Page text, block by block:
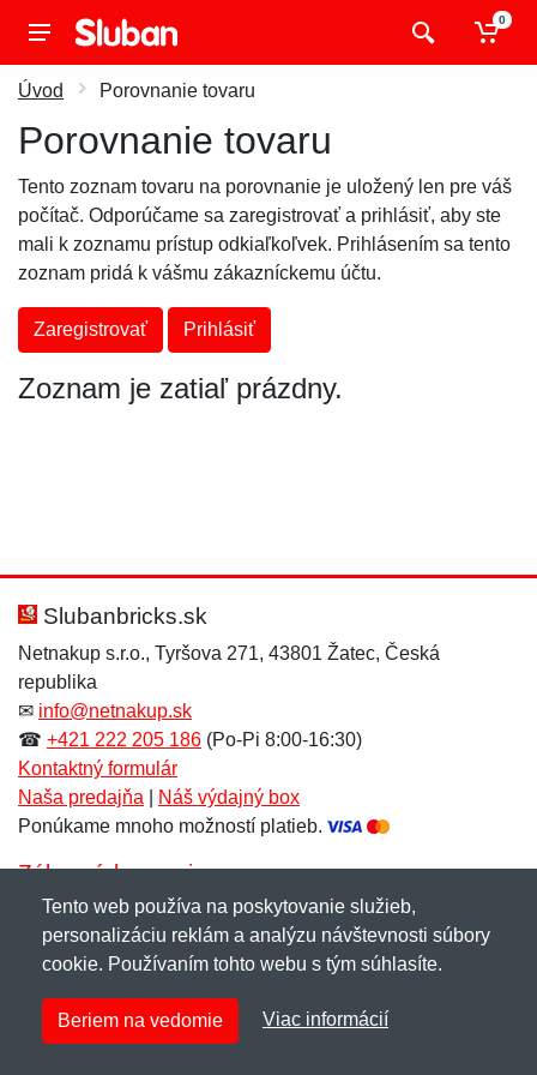
0
Úvod Porovnanie tovaru
Porovnanie tovaru
Tento zoznam tovaru na porovnanie je uložený len pre váš
počítač. Odporúčame sa zaregistrovať a prihlásiť, aby ste
mali k zoznamu prístup odkiaľkoľvek. Prihlásením sa tento
zoznam pridá k vášmu zákazníckemu účtu.
Zaregistrovať Prihlásiť
Zoznam je zatiaľ prázdny.
Slubanbricks.sk
Netnakup s.r.o., Tyršova 271, 43801 Žatec, Česká
republika
✉ info@netnakup.sk
☎ +421 222 205 186 (Po-Pi 8:00-16:30)
Kontaktný formulár
Naša predajňa
Náš výdajný box
Ponúkame mnoho možností platieb.
Zákaznícky servis
Novinky emailom
Copyright © 2007-2026 (19 rokov s vami)Netnakup.sk
NetIQ. Všetky práva vyhradené.
Tento web používa na poskytovanie služieb,
personalizáciu reklám a analýzu návštevnosti súbory
cookie. Používaním tohto webu s tým súhlasíte.
Beriem na vedomie Viac informácií